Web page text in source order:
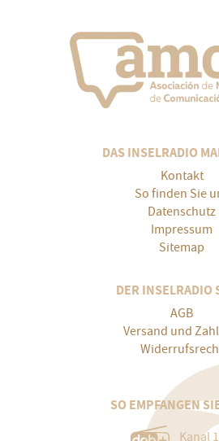
DAS INSELRADIO
Kontakt
So finden Sie
Datenschutz
Impressum
Sitemap
DER INSELRADIO
AGB
Versand und
SO EMPFANGEN
Kanal